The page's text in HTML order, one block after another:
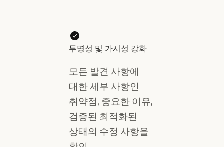
투명성 및 가시성 강화
모든 발견 사항에
대한 세부 사항인
취약점, 중요한 이유,
검증된 최적화된
상태의 수정 사항을